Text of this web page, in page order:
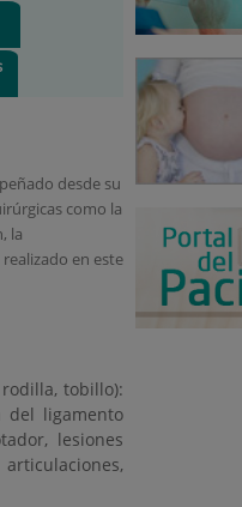
desde su
como la
la
en este
tobillo):
del ligamento
lesiones